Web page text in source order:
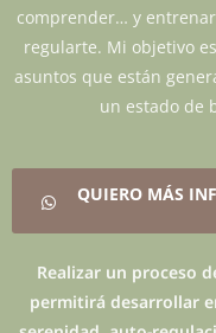
comprender… y
regularte. Mi objetivo
asuntos que están
un estado de
QUIERO MÁS
Realizar un proceso
permitirá desarrollar